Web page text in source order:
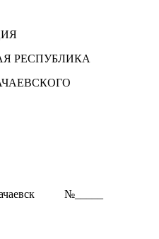
РЕСПУБЛИКА
№_____